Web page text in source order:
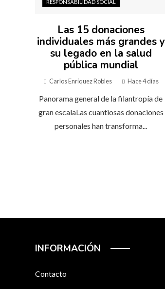
RESPONSABILIDAD SOCIAL
Las 15 donaciones
individuales más grandes y
su legado en la salud
pública mundial
Carlos Enríquez Robles Hace 4 días
Panorama general de la filantropía de
gran escalaLas cuantiosas donaciones
personales han transforma...
INFORMACIÓN
Contacto